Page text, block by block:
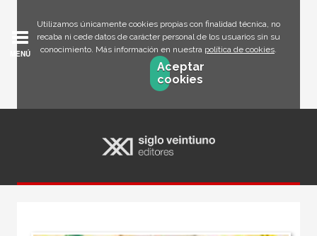
Utilizamos únicamente cookies propias con finalidad técnica, no
recaba ni cede datos de carácter personal de los usuarios sin su
conocimiento. Más información en nuestra política de cookies.
Aceptar
cookies
MENÚ